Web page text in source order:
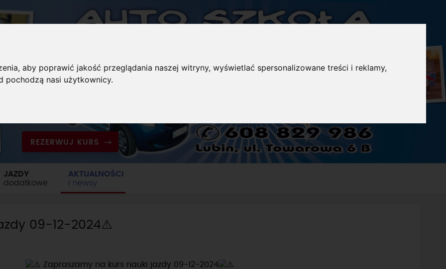
aby poprawić jakość przeglądania naszej witryny, wyświetlać spersonalizowane treści i reklamy,
pochodzą nasi użytkownicy.
REZERWUJ KURS
JAZDY
dodatkowe
AKTUALNOŚCI
i newsy
09-12-2024⚠️
Zapraszamy na kurs nauki jazdy 09-12-2024